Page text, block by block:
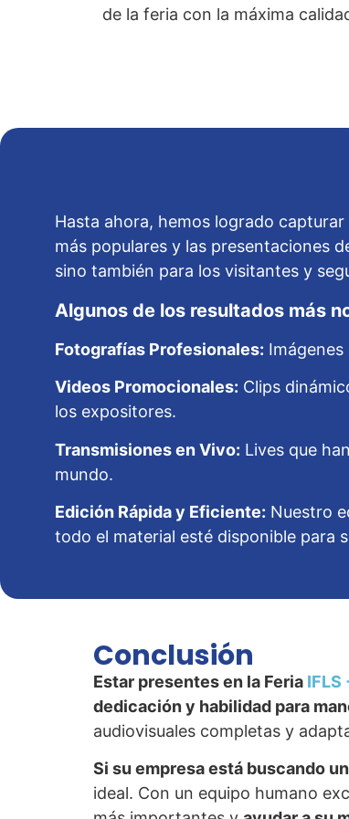
de la feria con la máxima
Hasta ahora, hemos logrado
más populares y las presentaciones
sino también para los visitantes y
Algunos de los resultados más
Fotografías Profesionales:
Videos Promocionales: Clips
los expositores.
Transmisiones en Vivo: Lives que
mundo.
Edición Rápida y Eficiente: Nuestro
todo el material esté disponible para
Conclusión
Estar presentes en la Feria IFLS
dedicación y habilidad para
audiovisuales completas y
Si su empresa está buscando
ideal. Con un equipo humano